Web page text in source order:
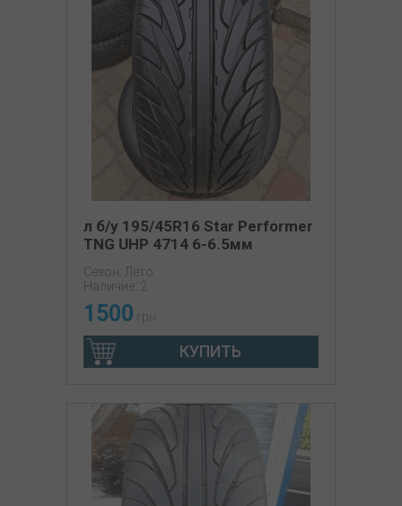
л б/у 195/45R16 Star Performer
TNG UHP 4714 6-6.5мм
Сезон: Лето
Наличие: 2
1500 грн
КУПИТЬ